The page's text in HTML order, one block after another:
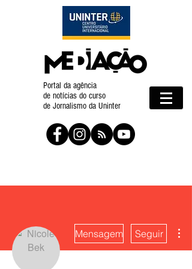
Portal da agência
de notícias do curso
de Jornalismo da Uninter
Mensagem Seguir